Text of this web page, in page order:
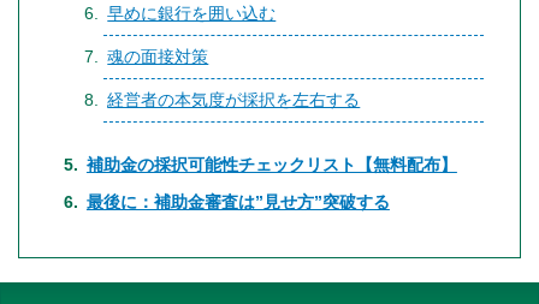
早めに銀行を囲い込む
魂の面接対策
経営者の本気度が採択を左右する
補助金の採択可能性チェックリスト【無料配布】
最後に：補助金審査は”見せ方”突破する